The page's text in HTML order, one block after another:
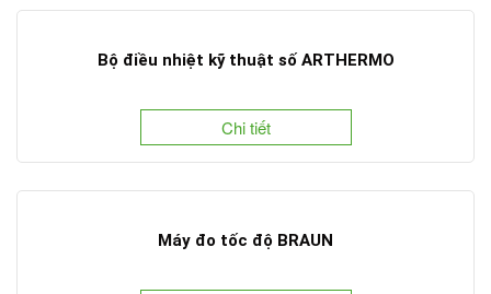
Bộ điều nhiệt kỹ thuật số ARTHERMO
Chi tiết
Máy đo tốc độ BRAUN